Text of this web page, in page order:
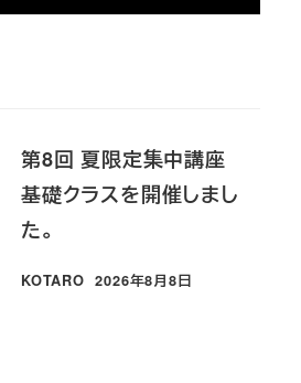
第8回 夏限定集中講座
基礎クラスを開催しまし
た。
KOTARO
投稿日
2026年8月8日